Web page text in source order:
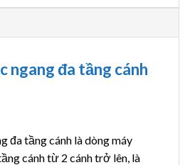
ngang đa tầng cánh
đa tầng cánh là dòng máy
cánh từ 2 cánh trở lên, là